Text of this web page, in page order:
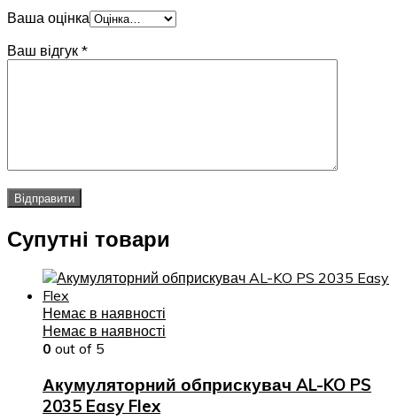
Ваша оцінка
Ваш відгук *
Супутні товари
Немає в наявності
Немає в наявності
0 out of 5
Акумуляторний обприскувач AL-KO PS
2035 Easy Flex